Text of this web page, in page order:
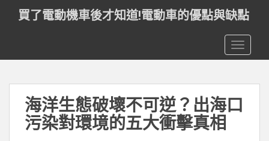
t
買了電動機車後才知道!電動車的優點與缺點
海洋生態破壞不可逆？出海口
污染對環境的五大衝擊真相